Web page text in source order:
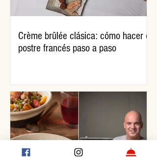
Crème brûlée clásica: cómo hacer el
postre francés paso a paso